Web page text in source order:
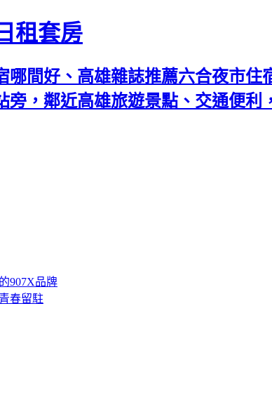
租套房
哪間好、高雄雜誌推薦六合夜市
旁，鄰近高雄旅遊景點、交通便利
907X品牌
春留駐